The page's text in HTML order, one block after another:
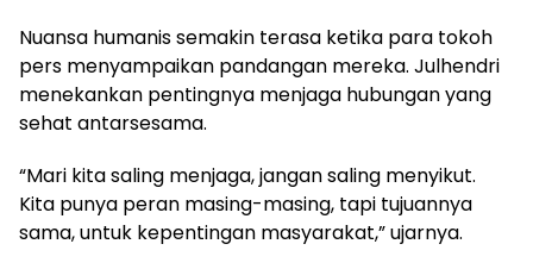
Nuansa humanis semakin terasa ketika para tokoh
pers menyampaikan pandangan mereka. Julhendri
menekankan pentingnya menjaga hubungan yang
sehat antarsesama.
“Mari kita saling menjaga, jangan saling menyikut.
Kita punya peran masing-masing, tapi tujuannya
sama, untuk kepentingan masyarakat,” ujarnya.